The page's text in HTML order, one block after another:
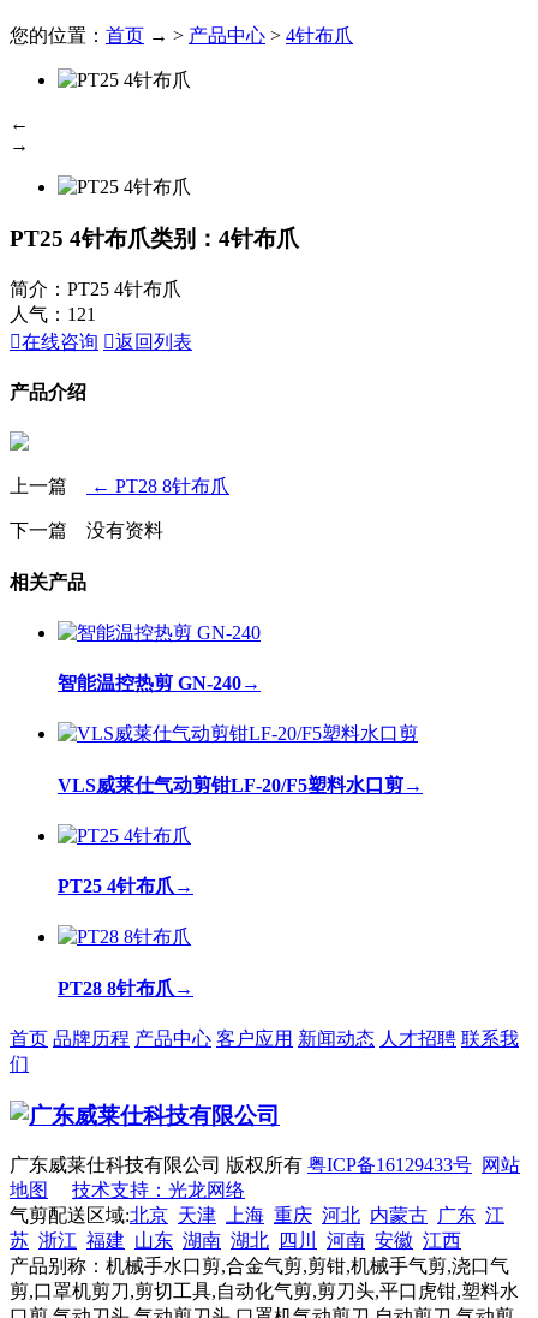
您的位置： 首页 → > 产品中心 > 4针布爪
←
→
PT25 4针布爪类别：4针布爪
简介：PT25 4针布爪
人气： 121
在线咨询 返回列表
产品介绍
上一篇 ← PT28 8针布爪
下一篇 没有资料
相关产品
智能温控热剪 GN-240→
VLS威莱仕气动剪钳LF-20/F5塑料水口剪→
PT25 4针布爪 →
PT28 8针布爪 →
首页 品牌历程 产品中心 客户应用 新闻动态 人才招聘 联系我
们
广东威莱仕科技有限公司 版权所有 粤ICP备16129433号 网站
地图
技术支持：光龙网络
气剪配送区域:北京 天津 上海 重庆 河北 内蒙古 广东 江
苏 浙江 福建 山东 湖南 湖北 四川 河南 安徽 江西
产品别称：机械手水口剪,合金气剪,剪钳,机械手气剪,浇口气
剪,口罩机剪刀,剪切工具,自动化气剪,剪刀头,平口虎钳,塑料水